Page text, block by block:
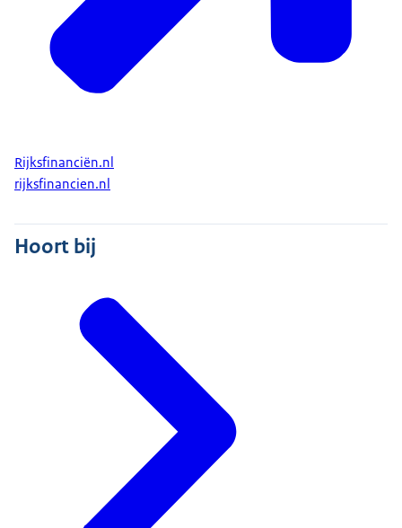
Rijksfinanciën.nl
rijksfinancien.nl
Hoort bij